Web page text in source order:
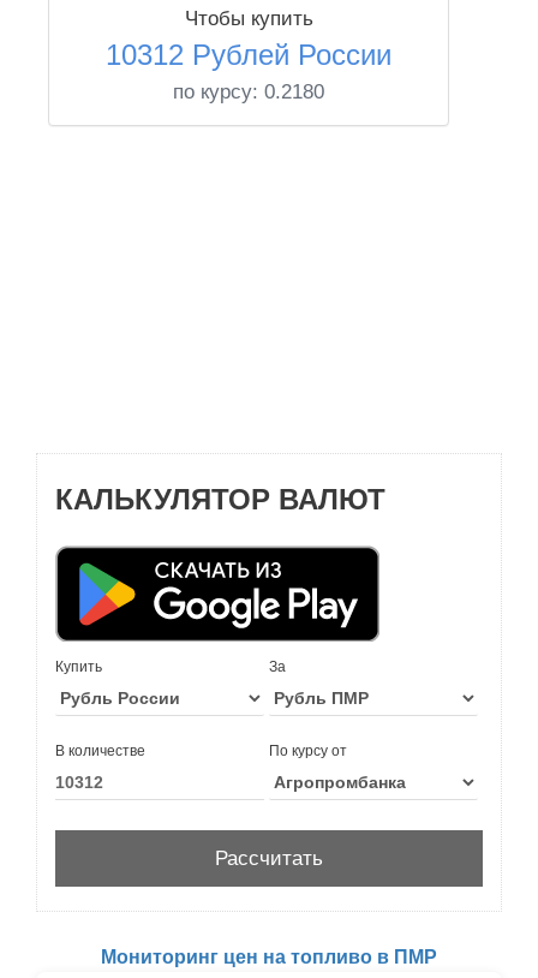
Чтобы купить
10312 Рублей России
по курсу: 0.2180
КАЛЬКУЛЯТОР ВАЛЮТ
Купить За
В количестве По курсу от
Мониторинг цен на топливо в ПМР